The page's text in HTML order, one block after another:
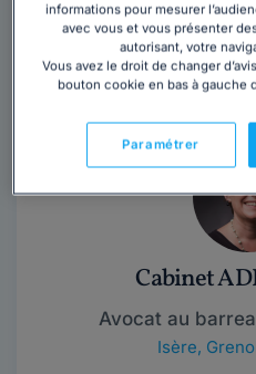
Bureau d'Avocats
Antipolis (Barreau de
propriété intellectuelle,
Cabinet
Avocat au
Isère,
informations pour mesurer
avec vous et vous présenter
autorisant, votre
Vous avez le droit de changer
bouton cookie en bas à gauche
Paramétrer